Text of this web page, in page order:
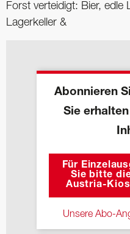
Forst verteidigt: Bier, edle
Lagerkeller &
Abonnieren
Sie
Für
Sie bitte
Austria-
Unsere Abo-